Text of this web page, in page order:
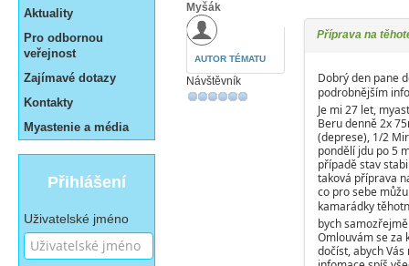
Aktuality
Pro odbornou
veřejnost
Zajímavé dotazy
Kontakty
Myastenie a média
Přihlášení
Uživatelské jméno
Myšák
AUTOR TÉMATU
Návštěvník
Příprava na
Dobrý den pane
podrobnějším
Je mi 27 let,
Beru denně 2x
(deprese), 1/2
pondělí jdu po 5
případě stav
taková příprava
co pro sebe
kamarádky
bych
Omlouvám se za
dočíst, abych